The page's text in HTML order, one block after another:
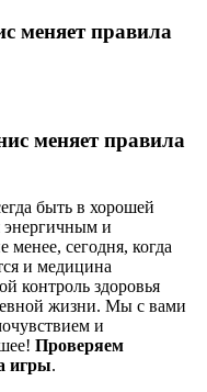
меняет правила
меняет правила
быть в хорошей
энергичным и
сегодня, когда
и медицина
контроль здоровья
жизни. Мы с вами
и
Проверяем
игры.